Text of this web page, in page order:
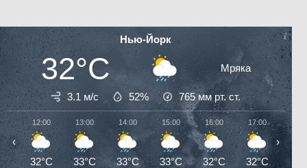
Нью-Йорк
32°C Мряка
3.1 м/с 52% 765мм рт. ст.
12:00
32°C
13:00
33°C
14:00
33°C
15:00
33°C
16:00
32°C
17:00
32°C
‹ ›